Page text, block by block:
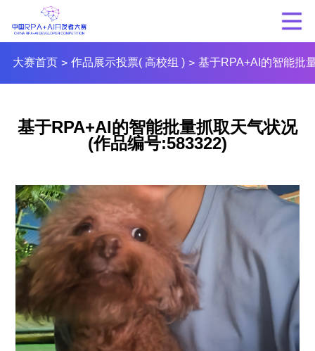
大赛首页 > 作品展示投票( 高校组 ) > 基于RPA+AI的智能批
基于RPA+AI的智能批量抓取天气状况
(作品编号:583322)